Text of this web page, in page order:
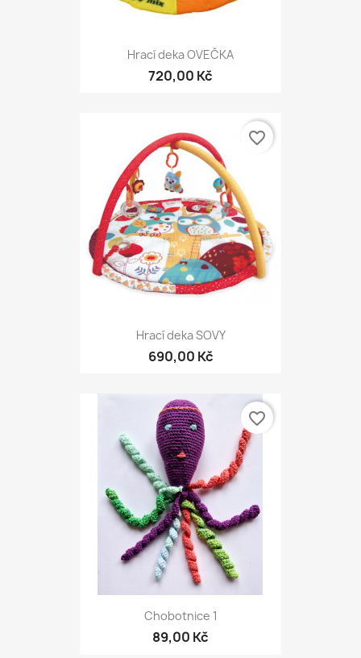
Hrací deka OVEČKA
720,00 Kč
Hrací deka SOVY
690,00 Kč
favorite_border
Chobotnice 1
89,00 Kč
favorite_border